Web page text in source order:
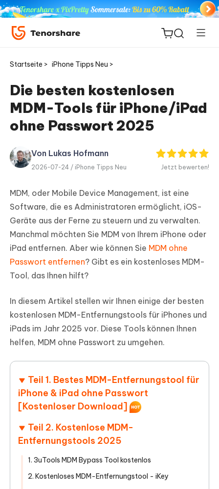
ReiBoot
for iOS
PDF
Editor
Neu
iAnyGo
Startseite > iPhone Tipps Neu >
Die besten kostenlosen
MDM-Tools für iPhone/iPad
ohne Passwort 2025
Von Lukas Hofmann
2026-07-24 / iPhone Tipps Neu Jetzt bewerten!
MDM, oder Mobile Device Management, ist eine
Software, die es Administratoren ermöglicht, iOS-
Geräte aus der Ferne zu steuern und zu verwalten.
Manchmal möchten Sie MDM von Ihrem iPhone oder
iPad entfernen. Aber wie können Sie MDM ohne
Passwort entfernen? Gibt es ein kostenloses MDM-
Tool, das Ihnen hilft?
In diesem Artikel stellen wir Ihnen einige der besten
kostenlosen MDM-Entfernungstools für iPhones und
iPads im Jahr 2025 vor. Diese Tools können Ihnen
helfen, MDM ohne Passwort zu umgehen.
Teil 1. Bestes MDM-Entfernungstool für
iPhone & iPad ohne Passwort
[Kostenloser Download]
Teil 2. Kostenlose MDM-
Entfernungstools 2025
1. 3uTools MDM Bypass Tool kostenlos
2. Kostenloses MDM-Entfernungstool - iKey